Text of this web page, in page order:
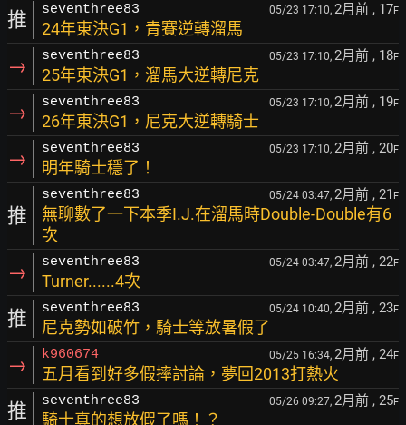
推 seventhree83 05/23 17:10, 2月前 , 17F
24年東決G1，青賽逆轉溜馬
→ seventhree83 05/23 17:10, 2月前 , 18F
25年東決G1，溜馬大逆轉尼克
→ seventhree83 05/23 17:10, 2月前 , 19F
26年東決G1，尼克大逆轉騎士
→ seventhree83 05/23 17:10, 2月前 , 20F
明年騎士穩了！
推
seventhree83 05/24 03:47, 2月前 , 21 F
無聊數了一下本季I.J.在溜馬時Double-Double有6
次
→ seventhree83 05/24 03:47, 2月前 , 22F
Turner......4次
推 seventhree83 05/24 10:40, 2月前 , 23F
尼克勢如破竹，騎士等放暑假了
→ k960674 05/25 16:34, 2月前 , 24F
五月看到好多假摔討論，夢回2013打熱火
推 seventhree83 05/26 09:27, 2月前 , 25F
騎士真的想放假了嗎！？